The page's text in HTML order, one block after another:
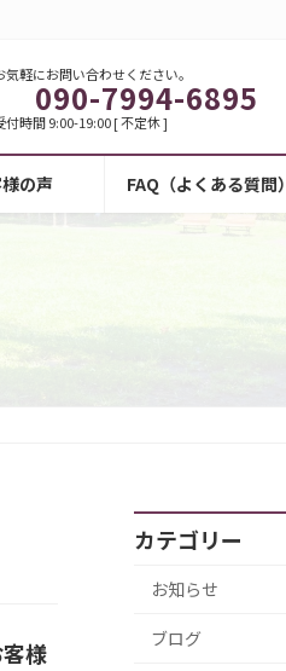
気軽にお問い合わせください。
090-7994-6895
付時間 9:00-19:00 [ 不定休 ]
の声 FAQ（よくある質問）
様
カテゴリー
お知らせ
ブログ